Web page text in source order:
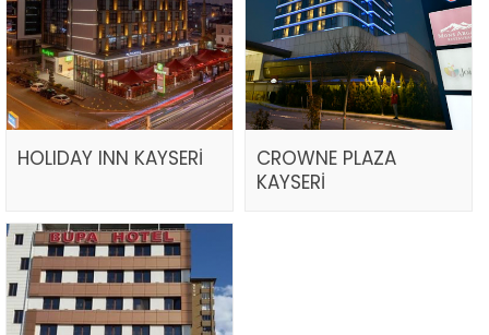
HOLIDAY INN KAYSERİ
CROWNE PLAZA
KAYSERİ